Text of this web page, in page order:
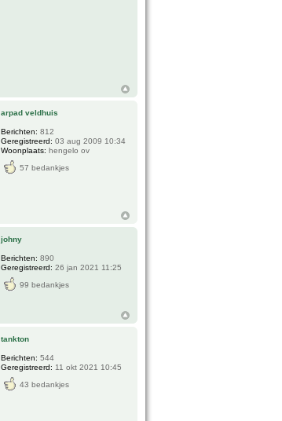
arpad veldhuis
Berichten: 812
Geregistreerd: 03 aug 2009 10:34
Woonplaats: hengelo ov
57 bedankjes
johny
Berichten: 890
Geregistreerd: 26 jan 2021 11:25
99 bedankjes
tankton
Berichten: 544
Geregistreerd: 11 okt 2021 10:45
43 bedankjes